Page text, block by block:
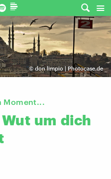
© don limpio | Photocase.de
Moment...
Wut um dich